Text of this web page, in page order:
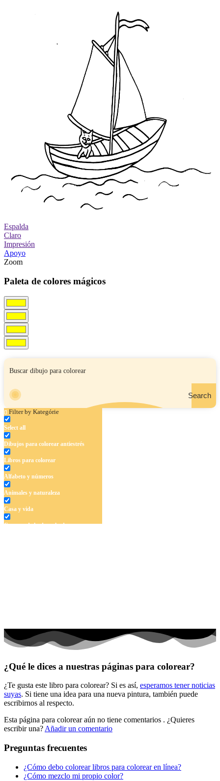
Espalda
Claro
Impresión
Apoyo
Zoom
Paleta de colores mágicos
Search
Filter by Kategórie
Select all
Dibujos para colorear antiestrés
Libros para colorear
Alfabeto y números
Animales y naturaleza
Casa y vida
Cuentos de hadas y hadas
Halloween y otoño
Mandalas
Música e instrumentos musicales
Peluches y caballos
Primavera y pascua
Transporte
Verano y vacaciones
¿Qué le dices a nuestras páginas para colorear?
¿Te gusta este libro para colorear? Si es así, esperamos tener noticias
suyas. Si tiene una idea para una nueva pintura, también puede
escribirnos al respecto.
Esta página para colorear aún no tiene comentarios . ¿Quieres
escribir una? Añadir un comentario
Preguntas frecuentes
¿Cómo debo colorear libros para colorear en línea?
¿Cómo mezclo mi propio color?